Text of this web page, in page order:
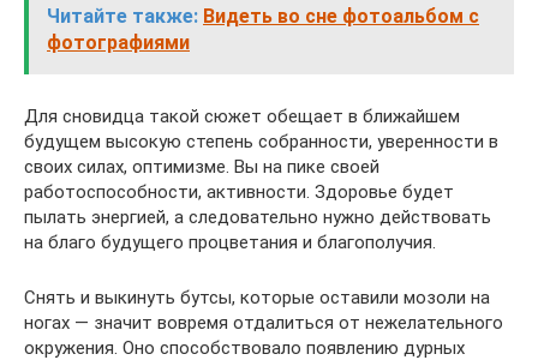
Читайте также: Видеть во сне фотоальбом с
фотографиями
Для сновидца такой сюжет обещает в ближайшем
будущем высокую степень собранности, уверенности в
своих силах, оптимизме. Вы на пике своей
работоспособности, активности. Здоровье будет
пылать энергией, а следовательно нужно действовать
на благо будущего процветания и благополучия.
Снять и выкинуть бутсы, которые оставили мозоли на
ногах — значит вовремя отдалиться от нежелательного
окружения. Оно способствовало появлению дурных